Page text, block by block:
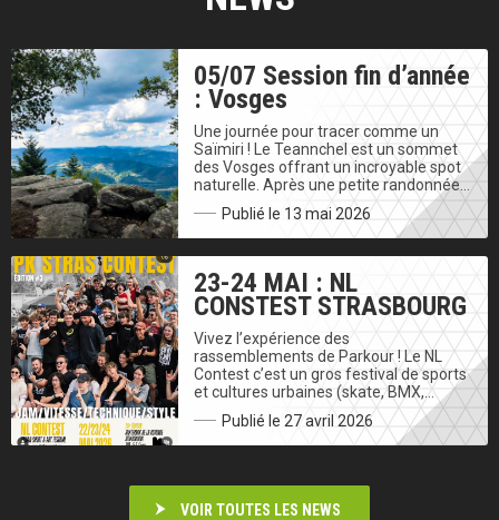
05/07 Session fin d’année
: Vosges
Une journée pour tracer comme un
Saïmiri ! Le Teannchel est un sommet
des Vosges offrant un incroyable spot
naturelle. Après une petite randonnée…
Publié le 13 mai 2026
23-24 MAI : NL
CONSTEST STRASBOURG
Vivez l’expérience des
rassemblements de Parkour ! Le NL
Contest c’est un gros festival de sports
et cultures urbaines (skate, BMX,…
Publié le 27 avril 2026
VOIR TOUTES LES NEWS